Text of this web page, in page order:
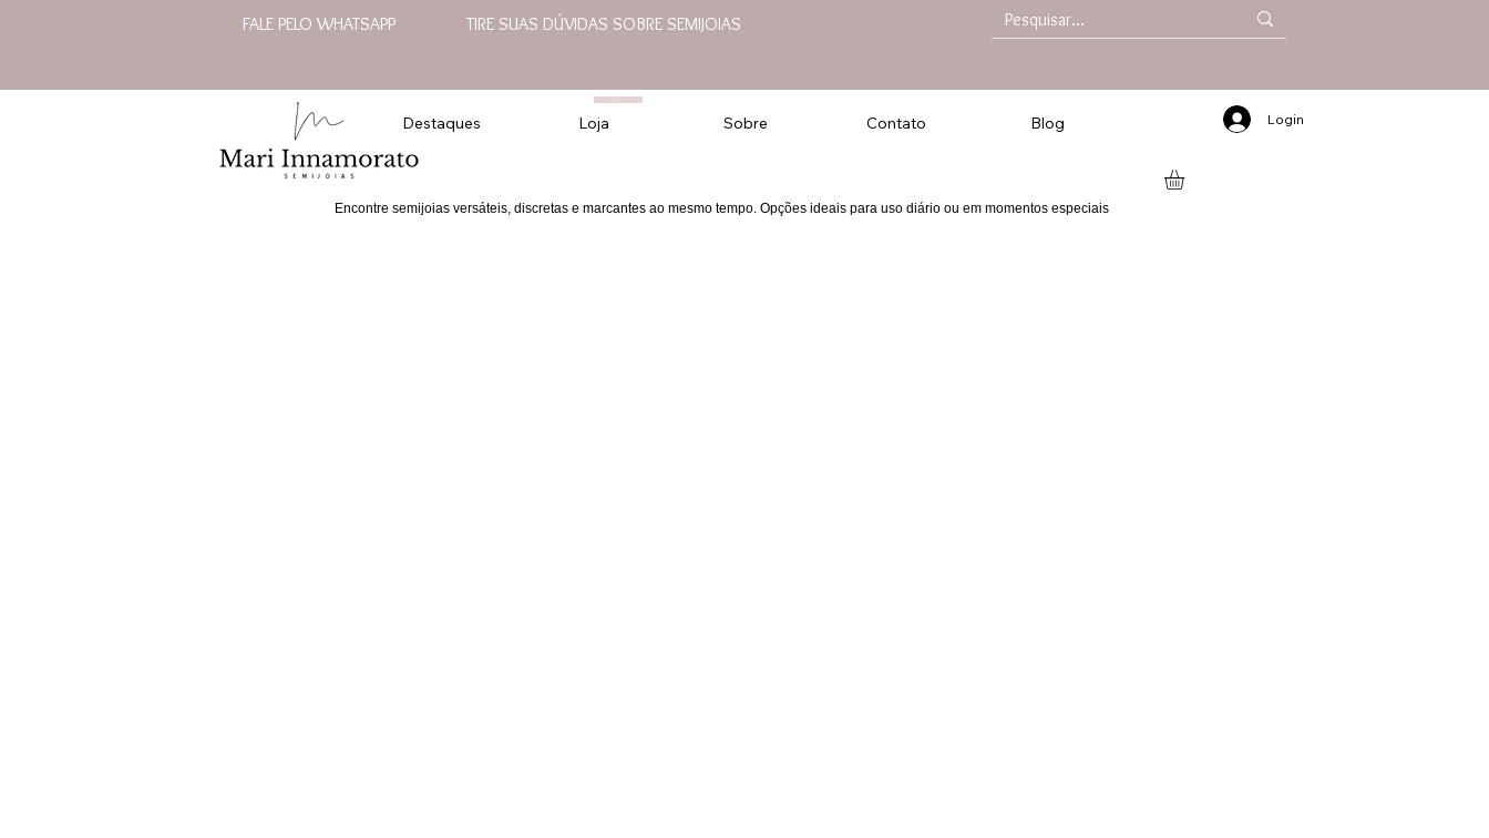
FALE PELO WHATSAPP TIRE SUAS DÚVIDAS SOBRE SEMIJOIAS
Destaques Loja Sobre Contato Blog Login
Encontre semijoias versáteis, discretas e marcantes ao mesmo tempo. Opções ideais para uso diário ou em momentos especiais